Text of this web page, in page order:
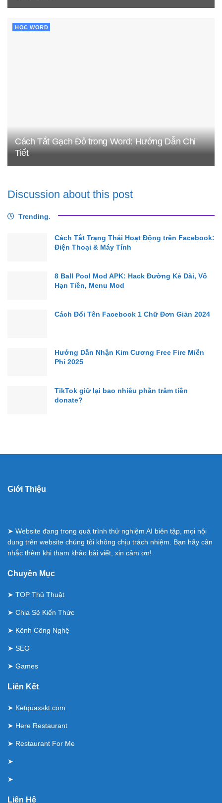
HỌC WORD
Cách Tắt Gạch Đỏ trong Word: Hướng Dẫn Chi
Tiết
Discussion about this post
Trending.
Cách Tắt Trạng Thái Hoạt Động trên Facebook:
Điện Thoại & Máy Tính
8 Ball Pool Mod APK: Hack Đường Kẻ Dài, Vô
Hạn Tiền, Menu Mod
Cách Đổi Tên Facebook 1 Chữ Đơn Giản 2024
Hướng Dẫn Nhận Kim Cương Free Fire Miễn
Phí 2025
TikTok giữ lại bao nhiêu phần trăm tiền
donate?
Giới Thiệu
➤ Website đang trong quá trình thử nghiệm AI biên tập, mọi nội
dung trên website chúng tôi không chịu trách nhiệm. Bạn hãy cân
nhắc thêm khi tham khảo bài viết, xin cảm ơn!
Chuyên Mục
➤ TOP Thủ Thuật
➤ Chia Sẻ Kiến Thức
➤ Kênh Công Nghệ
➤ SEO
➤ Games
Liên Kết
➤ Ketquaxskt.com
➤ Here Restaurant
➤ Restaurant For Me
➤
➤
Liên Hệ